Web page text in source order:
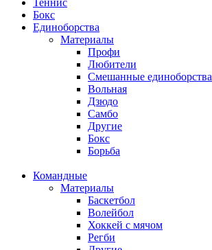
Теннис
Бокс
Единоборства
Материалы
Профи
Любители
Смешанные единоборства
Вольная
Дзюдо
Самбо
Другие
Бокс
Борьба
Командные
Материалы
Баскетбол
Волейбол
Хоккей с мячом
Регби